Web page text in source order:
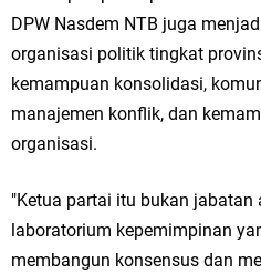
DPW Nasdem NTB juga
organisasi politik tingkat
kemampuan konsolidasi,
manajemen konflik, dan
organisasi.
"Ketua partai itu bukan
laboratorium kepemimpinan
membangun konsensus dan